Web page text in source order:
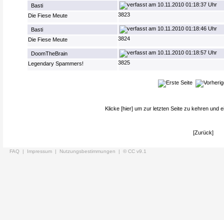
Basti
10.11.2010 01:18:37 Uhr
Die Fiese Meute
3823
Basti
10.11.2010 01:18:46 Uhr
Die Fiese Meute
3824
DoomTheBrain
10.11.2010 01:18:57 Uhr
Legendary Spammers!
3825
Klicke [hier] um zur letzten Seite zu kehren und
[Zurück]
FAQ | Impressum | Nutzungsbestimmungen | © CC v9.1